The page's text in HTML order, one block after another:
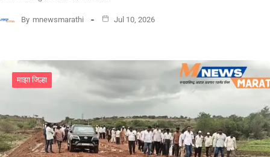
By mnewsmarathi Jul 10, 2026
माझा जिल्हा